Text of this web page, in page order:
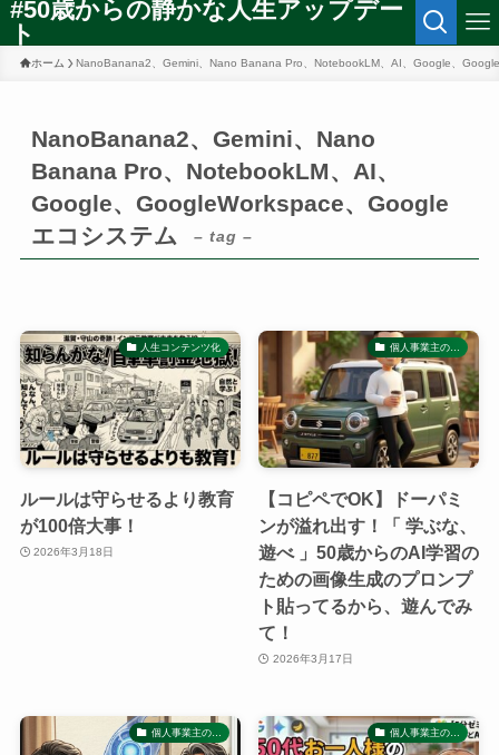
#50歳からの静かな人生アップデー
ト
ホーム NanoBanana2、Gemini、Nano Banana Pro、NotebookLM、AI、Google、
NanoBanana2、Gemini、Nano
Banana Pro、NotebookLM、AI、
Google、GoogleWorkspace、Google
エコシステム
– tag –
人生コンテンツ化
ルールは守らせるより教育
が100倍大事！
2026年3月18日
個人事業主の…
【コピペでOK】ドーパミ
ンが溢れ出す！「 学ぶな、
遊べ 」50歳からのAI学習の
ための画像生成のプロンプ
ト貼ってるから、遊んでみ
て！
2026年3月17日
個人事業主の… 個人事業主の…